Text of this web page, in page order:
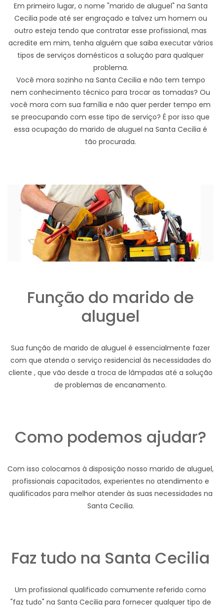
Em primeiro lugar, o nome "marido de aluguel" na Santa
Cecilia pode até ser engraçado e talvez um homem ou
outro esteja tendo que contratar esse profissional, mas
acredite em mim, tenha alguém que saiba executar vários
tipos de serviços domésticos a solução para qualquer
problema.
Você mora sozinho na Santa Cecilia e não tem tempo
nem conhecimento técnico para trocar as tomadas? Ou
você mora com sua família e não quer perder tempo em
se preocupando com esse tipo de serviço? É por isso que
essa ocupação do marido de aluguel na Santa Cecilia é
tão procurada.
Função do marido de
aluguel
Sua função de marido de aluguel é essencialmente fazer
com que atenda o serviço residencial às necessidades do
cliente , que vão desde a troca de lâmpadas até a solução
de problemas de encanamento.
Como podemos ajudar?
Com isso colocamos à disposição nosso marido de aluguel,
profissionais capacitados, experientes no atendimento e
qualificados para melhor atender às suas necessidades na
Santa Cecilia.
Faz tudo na Santa Cecilia
Um profissional qualificado comumente referido como
"faz tudo" na Santa Cecilia para fornecer qualquer tipo de